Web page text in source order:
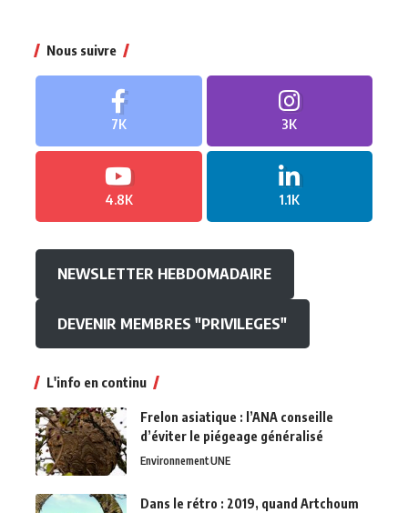
Nous suivre
7K 3K
4.8K 1.1K
NEWSLETTER HEBDOMADAIRE
DEVENIR MEMBRES "PRIVILEGES"
L'info en continu
Frelon asiatique : l’ANA conseille
d’éviter le piégeage généralisé
EnvironnementUNE
Dans le rétro : 2019, quand Artchoum